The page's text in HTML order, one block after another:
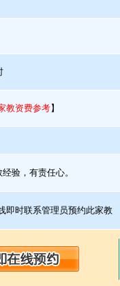
教资费参考】
验，有责任心。